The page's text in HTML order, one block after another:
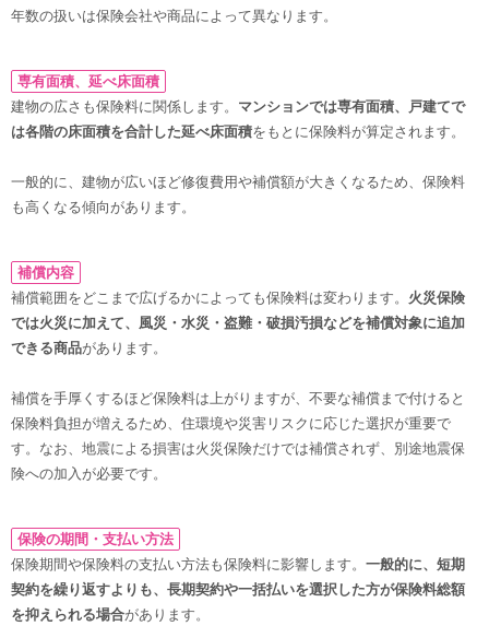
年数の扱いは保険会社や商品によって異なります。
専有面積、延べ床面積
建物の広さも保険料に関係します。 マンションでは専有面積、戸建てで
は各階の床面積を合計した延べ床面積をもとに保険料が算定されます。
一般的に、建物が広いほど修復費用や補償額が大きくなるため、保険料
も高くなる傾向があります。
補償内容
補償範囲をどこまで広げるかによっても保険料は変わります。 火災保険
では火災に加えて、風災・水災・盗難・破損汚損などを補償対象に追加
できる商品があります。
補償を手厚くするほど保険料は上がりますが、不要な補償まで付けると
保険料負担が増えるため、住環境や災害リスクに応じた選択が重要で
す。なお、地震による損害は火災保険だけでは補償されず、別途地震保
険への加入が必要です。
保険の期間・支払い方法
保険期間や保険料の支払い方法も保険料に影響します。 一般的に、短期
契約を繰り返すよりも、長期契約や一括払いを選択した方が保険料総額
を抑えられる場合があります。